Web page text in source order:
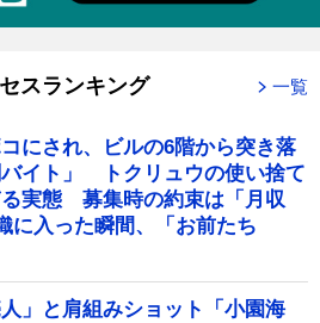
スランキング 一覧
コにされ、ビルの6階から突き落
イト」 トクリュウの使い捨て
実態 募集時の約束は「月収
に入った瞬間、「お前たち
人」と肩組みショット「小園海